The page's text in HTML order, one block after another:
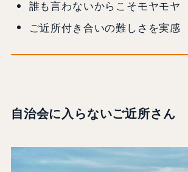
誰も言わないからこそモヤモヤ
ご近所付き合いの難しさを実感
自治会に入らないご近所さん